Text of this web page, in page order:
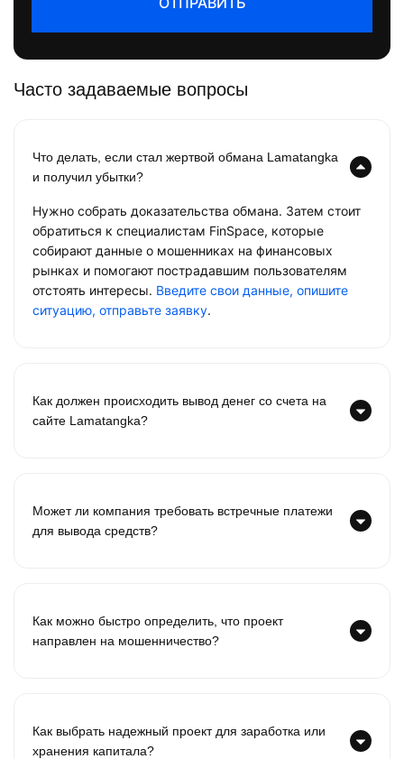
Часто задаваемые вопросы
Что делать, если стал жертвой обмана Lamatangka
и получил убытки?
Нужно собрать доказательства обмана. Затем стоит
обратиться к специалистам FinSpace, которые
собирают данные о мошенниках на финансовых
рынках и помогают пострадавшим пользователям
отстоять интересы. Введите свои данные, опишите
ситуацию, отправьте заявку.
Как должен происходить вывод денег со счета на
сайте Lamatangka?
Может ли компания требовать встречные платежи
для вывода средств?
Как можно быстро определить, что проект
направлен на мошенничество?
Как выбрать надежный проект для заработка или
хранения капитала?